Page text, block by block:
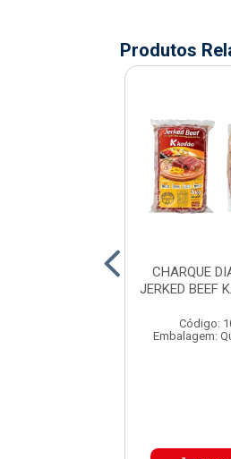
Produtos
CHARQUE
JERKED BEEF
Código:
Embalagem: